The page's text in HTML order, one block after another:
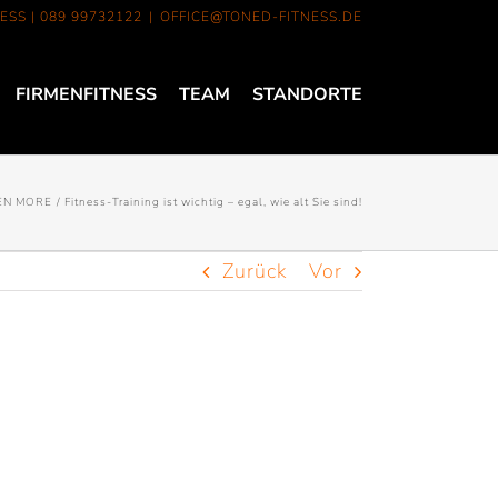
| 089 99732122 | OFFICE@TONED-FITNESS.DE
FIRMENFITNESS TEAM STANDORTE
MORE Fitness-Training ist wichtig – egal, wie alt Sie sind!
Zurück Vor